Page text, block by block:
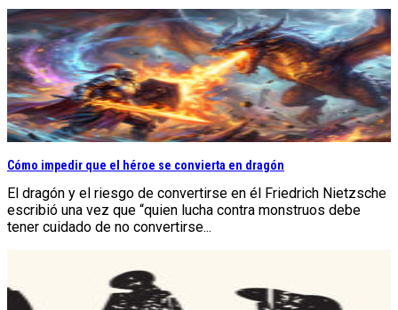
Cómo impedir que el héroe se convierta en dragón
El dragón y el riesgo de convertirse en él Friedrich Nietzsche
escribió una vez que “quien lucha contra monstruos debe
tener cuidado de no convertirse...